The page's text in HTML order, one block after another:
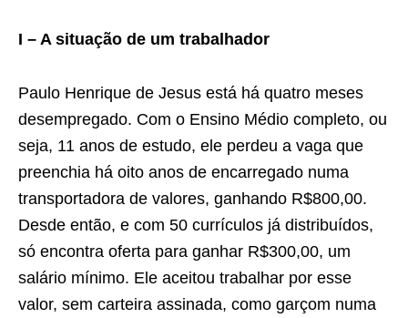
I – A situação de um trabalhador
Paulo Henrique de Jesus está há quatro meses
desempregado. Com o Ensino Médio completo, ou
seja, 11 anos de estudo, ele perdeu a vaga que
preenchia há oito anos de encarregado numa
transportadora de valores, ganhando R$800,00.
Desde então, e com 50 currículos já distribuídos,
só encontra oferta para ganhar R$300,00, um
salário mínimo. Ele aceitou trabalhar por esse
valor, sem carteira assinada, como garçom numa